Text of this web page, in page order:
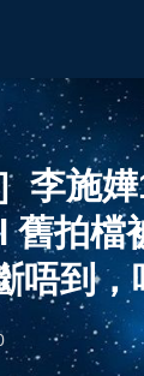
李施
舊拍檔
唔到